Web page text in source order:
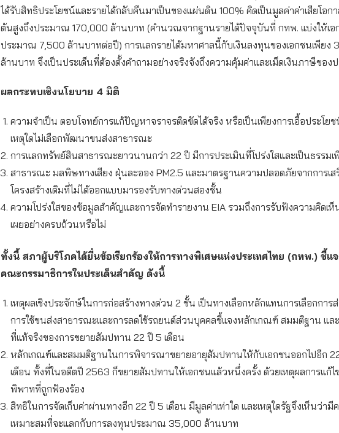
ได้รับสิทธิประโยชน์และรายได้กลับคืนมาเป็นของแผ่นดิน 100% คิดเป็นมูลค่าค่าเสียโอกา
ต้นสูงถึงประมาณ 170,000 ล้านบาท (คำนวณจากฐานรายได้ปัจจุบันที่ กทพ. แบ่งให้เอ
ประมาณ 7,500 ล้านบาทต่อปี) การแลกรายได้มหาศาลนี้กับเงินลงทุนของเอกชนเพียง
ล้านบาท จึงเป็นประเด็นที่ต้องตั้งคำถามอย่างจริงจังถึงความคุ้มค่าและเม็ดเงินภาษีของ
ผลกระทบเชิงนโยบาย 4 มิติ
ความจำเป็น ตอบโจทย์การแก้ปัญหาจราจรติดขัดได้จริง หรือเป็นเพียงการเอื้อประโย
เหตุใดไม่เลือกพัฒนาขนส่งสาธารณะ
การแลกทรัพย์สินสาธารณะยาวนานกว่า 22 ปี มีการประเมินที่โปร่งใสและเป็นธรรมเ
สาธารณะ มลพิษทางเสียง ฝุ่นละออง PM2.5 และมาตรฐานความปลอดภัยจากการเส
โครงสร้างเดิมที่ไม่ได้ออกแบบมารองรับทางด่วนสองชั้น
ความโปร่งใสของข้อมูลสำคัญและการจัดทำรายงาน EIA รวมถึงการรับฟังความคิดเห็
เผยอย่างครบถ้วนหรือไม่
ทั้งนี้ สภาผู้บริโภคได้ยื่นข้อเรียกร้องให้การทางพิเศษแห่งประเทศไทย (กทพ.) ชี้แ
คณะกรรมาธิการในประเด็นสำคัญ ดังนี้
เหตุผลเชิงประจักษ์ในการก่อสร้างทางด่วน 2 ชั้น เป็นทางเลือกหลักแทนการเลือกการส่
การใช้ขนส่งสาธารณะและการลดใช้รถยนต์ส่วนบุคคลชี้แจงหลักเกณฑ์ สมมติฐาน แล
ที่แท้จริงของการขยายสัมปทาน 22 ปี 5 เดือน
หลักเกณฑ์และสมมติฐานในการพิจารณาขยายอายุสัมปทานให้กับเอกชนออกไปอีก
เดือน ทั้งที่ในอดีตปี 2563 ก็ขยายสัมปทานให้เอกชนแล้วหนึ่งครั้ง ด้วยเหตุผลการแก้ไ
พิพาทที่ถูกฟ้องร้อง
สิทธิในการจัดเก็บค่าผ่านทางอีก 22 ปี 5 เดือน มีมูลค่าเท่าใด และเหตุใดรัฐจึงเห็นว่ามี
เหมาะสมที่จะแลกกับการลงทุนประมาณ 35,000 ล้านบาท